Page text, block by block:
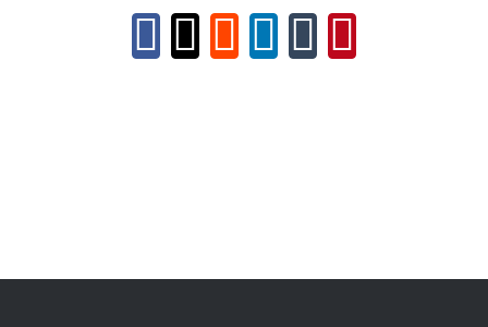
Facebook
XReddit
LinkedIn
Tumblr